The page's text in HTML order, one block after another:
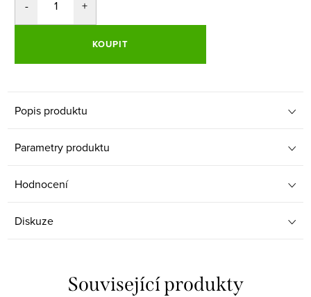
KOUPIT
Popis produktu
Parametry produktu
Hodnocení
Diskuze
Související produkty